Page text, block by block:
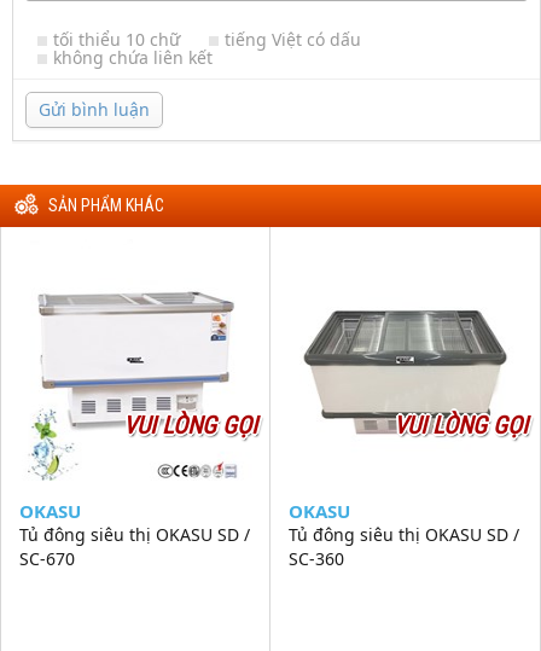
tối thiểu 10 chữ tiếng Việt có dấu
không chứa liên kết
Gửi bình luận
SẢN PHẨM KHÁC
VUI LÒNG GỌI
OKASU
Tủ đông siêu thị OKASU SD /
SC-670
VUI LÒNG GỌI
OKASU
Tủ đông siêu thị OKASU SD /
SC-360